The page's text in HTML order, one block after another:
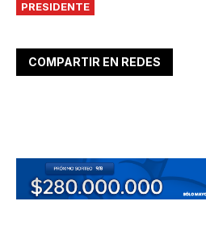
PRESIDENTE
COMPARTIR EN REDES